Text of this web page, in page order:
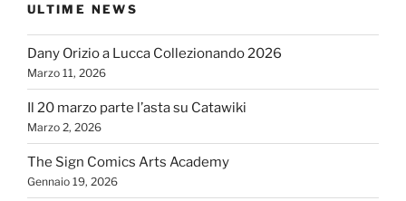
ULTIME NEWS
Dany Orizio a Lucca Collezionando 2026
Marzo 11, 2026
Il 20 marzo parte l’asta su Catawiki
Marzo 2, 2026
The Sign Comics Arts Academy
Gennaio 19, 2026